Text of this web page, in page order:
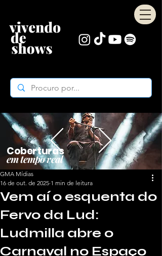
Coberturas
em tempo real
Vem aí o esquenta do
Fervo da Lud:
Ludmilla abre o
Carnaval no Espaço
GMA Mídias
16 de out. de 2025 1 min de leitura